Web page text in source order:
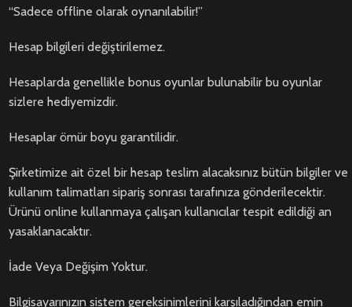
“Sadece offline olarak oynanılabilir!”
Hesap bilgileri değiştirilemez.
Hesaplarda genellikle bonus oyunlar bulunabilir bu oyunlar
sizlere hediyemizdir.
Hesaplar ömür boyu garantilidir.
Şirketimize ait özel bir hesap teslim alacaksınız bütün bilgiler ve
kullanım talimatları sipariş sonrası tarafınıza gönderilecektir.
Ürünü online kullanmaya çalışan kullanıcılar tespit edildiği an
yasaklanacaktır.
İade Veya Değişim Yoktur.
Bilgisayarınızın sistem gereksinimlerini karşıladığından emin